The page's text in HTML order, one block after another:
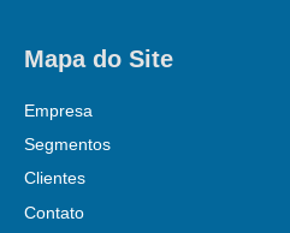
Mapa do Site
Empresa
Segmentos
Clientes
Contato